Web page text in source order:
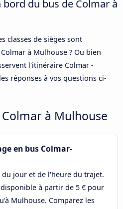
du bus de Colmar à
classes de sièges sont
à Mulhouse ? Ou bien
l'itinéraire Colmar -
réponses à vos questions ci-
à Mulhouse
en bus Colmar-
du jour et de l'heure du trajet.
à partir de 5 € pour
Mulhouse. Comparez les